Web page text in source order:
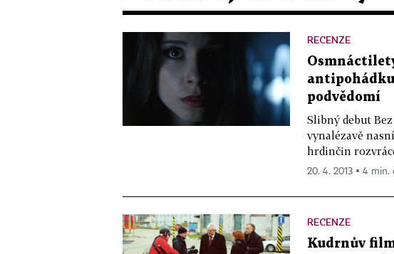
RECENZE
antipohádku
podvědomí
Slibný debut
vynalézavě
hrdinčin
20. 4. 2013 ▪ 4 min.
RECENZE
Kudrnův